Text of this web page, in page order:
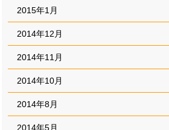
2015年1月
2014年12月
2014年11月
2014年10月
2014年8月
2014年5月